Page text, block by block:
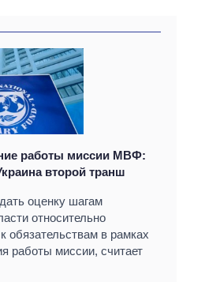
работы миссии МВФ:
второй транш
оценку шагам
относительно
обязательствам в рамках
работы миссии, считает